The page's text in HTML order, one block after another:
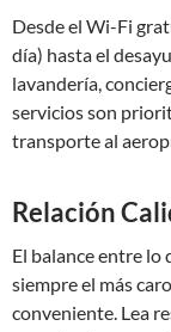
Desde el Wi-Fi
día) hasta el
lavandería,
servicios son
transporte al
Relación
El balance entre lo
siempre el más
conveniente. Lea